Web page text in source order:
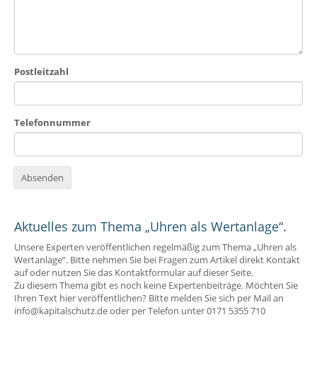
Postleitzahl
Telefonnummer
Absenden
Aktuelles zum Thema „Uhren als Wertanlage“.
Unsere Experten veröffentlichen regelmäßig zum Thema „Uhren als
Wertanlage“. Bitte nehmen Sie bei Fragen zum Artikel direkt Kontakt
auf oder nutzen Sie das Kontaktformular auf dieser Seite.
Zu diesem Thema gibt es noch keine Expertenbeiträge. Möchten Sie
Ihren Text hier veröffentlichen? Bitte melden Sie sich per Mail an
info@kapitalschutz.de oder per Telefon unter 0171 5355 710